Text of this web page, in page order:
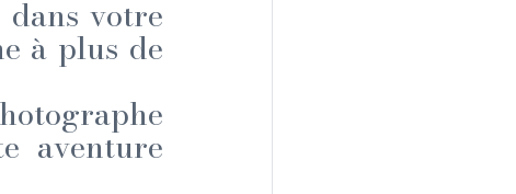
votre
à plus de
aventure